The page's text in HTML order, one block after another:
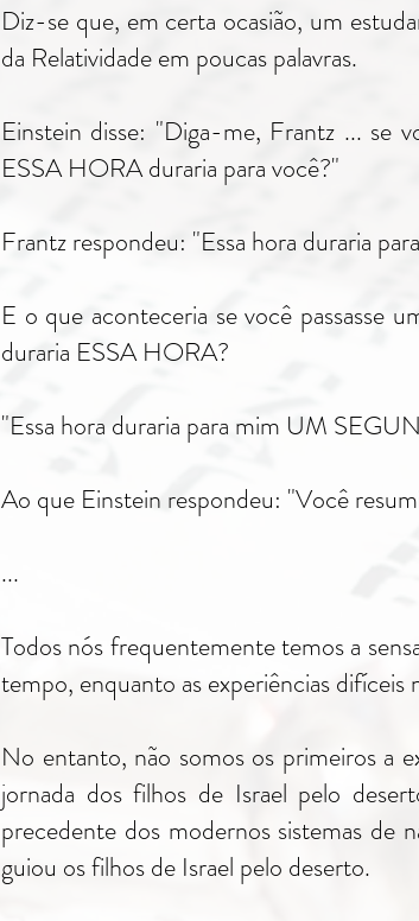
Diz-se que, em certa ocasião, um
da Relatividade em poucas palavras.
Einstein disse: "Diga-me, Frantz ... se
ESSA HORA duraria para você?"
Frantz respondeu: "Essa hora duraria
E o que aconteceria se você passasse
duraria ESSA HORA?
"Essa hora duraria para mim UM
Ao que Einstein respondeu: "Você
...
Todos nós frequentemente temos a
tempo, enquanto as experiências difíceis
No entanto, não somos os primeiros a
jornada dos filhos de Israel pelo
precedente dos modernos sistemas de
guiou os filhos de Israel pelo deserto.